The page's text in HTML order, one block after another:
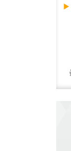
▶